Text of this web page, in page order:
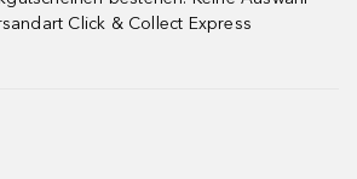
Click & Collect Express